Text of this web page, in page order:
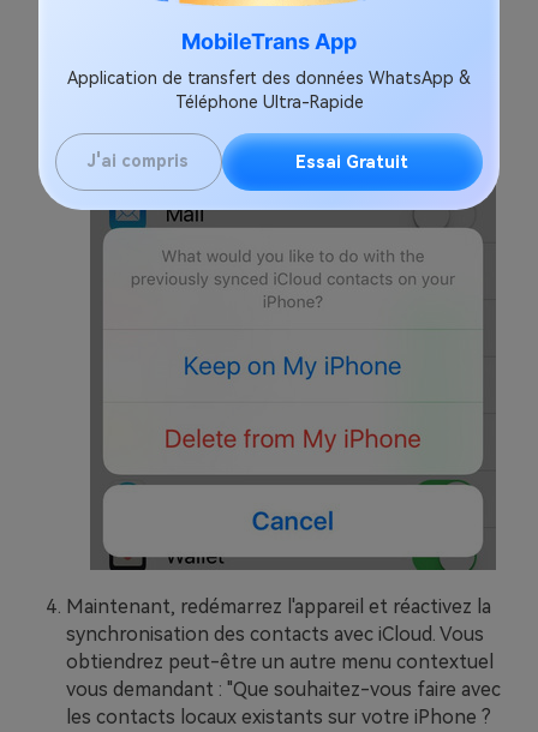
MobileTrans App
Application de transfert des données WhatsApp &
Téléphone Ultra-Rapide
J'ai compris Essai Gratuit
Maintenant, redémarrez l'appareil et réactivez la
synchronisation des contacts avec iCloud. Vous
obtiendrez peut-être un autre menu contextuel
vous demandant : "Que souhaitez-vous faire avec
les contacts locaux existants sur votre iPhone ?